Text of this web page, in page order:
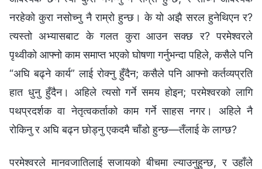
नरहेको कुरा नसोच्‍नु नै राम्रो हुन्छ। के यो अझै सरल हुनेथिएन र?
त्यस्तो अभ्यासबाट के गलत कुरा आउन सक्छ र? परमेश्‍वरले
पृथ्वीको आफ्‍नो काम समाप्त भएको घोषणा गर्नुभन्दा पहिले, कसैले पनि
“अघि बढ्ने कार्य” लाई रोक्‍नु हुँदैन; कसैले पनि आफ्‍नो कर्तव्यप्रति
हात धुनु हुँदैन। अहिले त्यसो गर्ने समय होइन; परमेश्‍वरको लागि
पथप्रदर्शक वा नेतृत्वकर्ताको काम गर्ने साहस नगर। अहिले नै
रोकिनु र अघि बढ्न छोड्नु एकदमै चाँडो हुन्छ—तँलाई के लाग्छ?
परमेश्‍वरले मानवजातिलाई सजायको बीचमा ल्याउनुहुन्छ, र उहाँले